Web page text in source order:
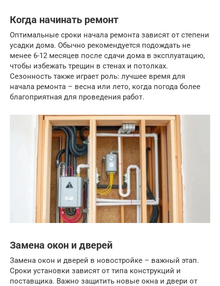
Когда начинать ремонт
Оптимальные сроки начала ремонта зависят от степени
усадки дома. Обычно рекомендуется подождать не
менее 6-12 месяцев после сдачи дома в эксплуатацию,
чтобы избежать трещин в стенах и потолках.
Сезонность также играет роль: лучшее время для
начала ремонта – весна или лето, когда погода более
благоприятная для проведения работ.
Замена окон и дверей
Замена окон и дверей в новостройке – важный этап.
Сроки установки зависят от типа конструкций и
поставщика. Важно защитить новые окна и двери от